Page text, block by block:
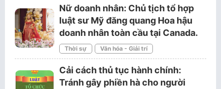
Nữ doanh nhân: Chủ tịch tổ hợp
luật sư Mỹ đăng quang Hoa hậu
doanh nhân toàn cầu tại Canada.
Thời sự Văn hóa - Giải trí
Cải cách thủ tục hành chính:
Tránh gây phiền hà cho người